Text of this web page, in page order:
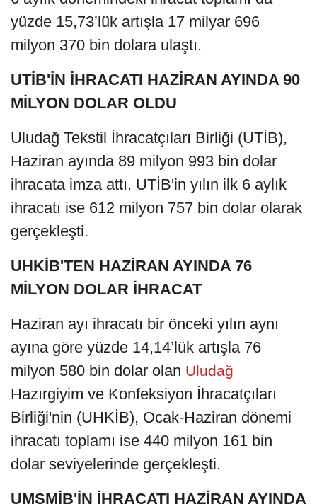
yüzde 15,73’lük artışla 17 milyar 696
milyon 370 bin dolara ulaştı.
UTİB'İN İHRACATI HAZİRAN AYINDA 90
MİLYON DOLAR OLDU
Uludağ Tekstil İhracatçıları Birliği (UTİB),
Haziran ayında 89 milyon 993 bin dolar
ihracata imza attı. UTİB'in yılın ilk 6 aylık
ihracatı ise 612 milyon 757 bin dolar olarak
gerçekleşti.
UHKİB'TEN HAZİRAN AYINDA 76
MİLYON DOLAR İHRACAT
Haziran ayı ihracatı bir önceki yılın aynı
ayına göre yüzde 14,14’lük artışla 76
milyon 580 bin dolar olan Uludağ
Hazırgiyim ve Konfeksiyon İhracatçıları
Birliği'nin (UHKİB), Ocak-Haziran dönemi
ihracatı toplamı ise 440 milyon 161 bin
dolar seviyelerinde gerçekleşti.
UMSMİB'İN İHRACATI HAZİRAN AYINDA